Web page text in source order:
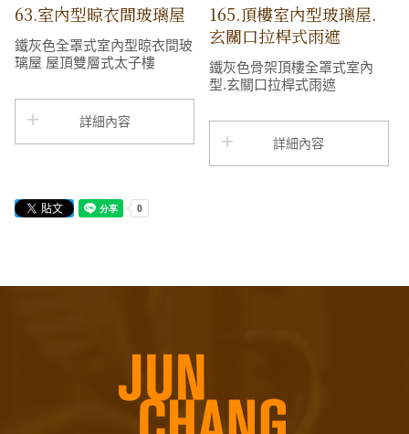
63.室內型晾衣間玻璃屋
鐵灰色全罩式室內型晾衣間玻
璃屋 屋頂雙層式太子樓
詳細內容
165.頂樓室內型玻璃屋.
玄關口拉桿式雨遮
鐵灰色骨架頂樓全罩式室內
型.玄關口拉桿式雨遮
詳細內容